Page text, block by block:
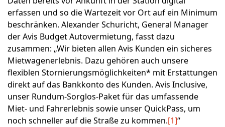
erfassen und so die Wartezeit vor Ort auf ein Minimum
beschränken. Alexander Schuricht, General Manager
der Avis Budget Autovermietung, fasst dazu
zusammen: „Wir bieten allen Avis Kunden ein sicheres
Mietwagenerlebnis. Dazu gehören auch unsere
flexiblen Stornierungsmöglichkeiten* mit Erstattungen
direkt auf das Bankkonto des Kunden. Avis Inclusive,
unser Rundum-Sorglos-Paket für das umfassende
Miet- und Fahrerlebnis sowie unser QuickPass, um
noch schneller auf die Straße zu kommen.[1]“